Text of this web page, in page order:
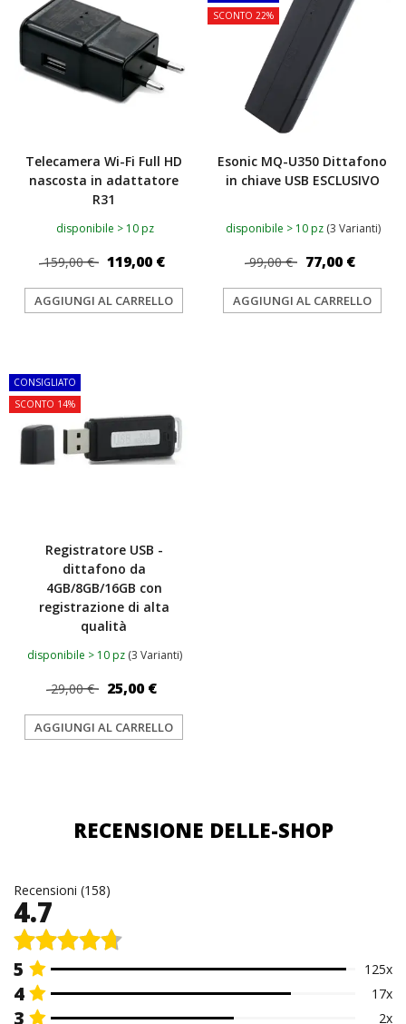
Telecamera Wi-Fi Full HD
nascosta in adattatore
R31
disponibile > 10 pz
159,00 € 119,00 €
AGGIUNGI AL CARRELLO
SCONTO 22%
Esonic MQ-U350 Dittafono
in chiave USB ESCLUSIVO
disponibile > 10 pz (3 Varianti)
99,00 € 77,00 €
AGGIUNGI AL CARRELLO
CONSIGLIATO
SCONTO 14%
Registratore USB -
dittafono da
4GB/8GB/16GB con
registrazione di alta
qualità
disponibile > 10 pz (3 Varianti)
29,00 € 25,00 €
AGGIUNGI AL CARRELLO
RECENSIONE DELLE-SHOP
Recensioni (158)
4.7
5 125x
4 17x
3 2x